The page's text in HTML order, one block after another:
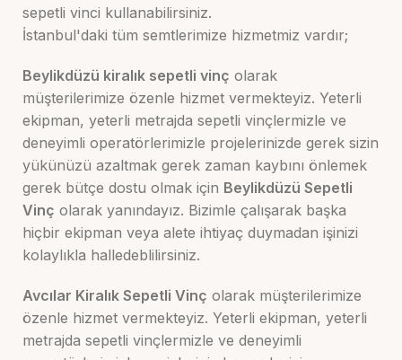
sepetli vinci kullanabilirsiniz.
İstanbul'daki tüm semtlerimize hizmetmiz vardır;
Beylikdüzü kiralık sepetli vinç olarak
müşterilerimize özenle hizmet vermekteyiz. Yeterli
ekipman, yeterli metrajda sepetli vinçlermizle ve
deneyimli operatörlerimizle projelerinizde gerek sizin
yükünüzü azaltmak gerek zaman kaybını önlemek
gerek bütçe dostu olmak için Beylikdüzü Sepetli
Vinç olarak yanındayız. Bizimle çalışarak başka
hiçbir ekipman veya alete ihtiyaç duymadan işinizi
kolaylıkla halledeblilirsiniz.
Avcılar Kiralık Sepetli Vinç olarak müşterilerimize
özenle hizmet vermekteyiz. Yeterli ekipman, yeterli
metrajda sepetli vinçlermizle ve deneyimli